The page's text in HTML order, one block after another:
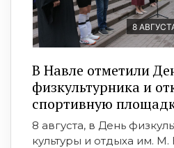
8
В Навле отметили
физкультурника и
спортивную
8 августа, в День
культуры и отдыха им. М.